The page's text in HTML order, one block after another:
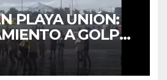
PLAYA UNIÓN:
A GOLPES
Y